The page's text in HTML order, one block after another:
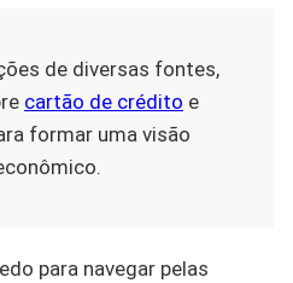
de diversas fontes,
cartão de crédito e
formar uma visão
para navegar pelas